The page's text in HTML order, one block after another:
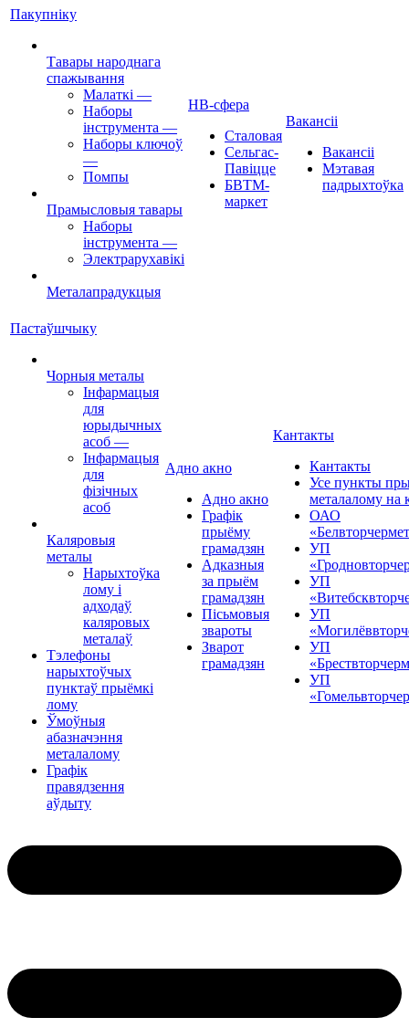
Пакупніку
Тавары народнага
спажывання
Малаткі —
Наборы
інструмента —
Наборы ключоў
—
Помпы
Прамысловыя тавары
Наборы
інструмента —
Электрарухавікі
Металапрадукцыя
НВ-сфера
Сталовая
Сельгас-
Павіцце
БВТМ-
маркет
Вакансіі
Вакансіі
Мэтавая
падрыхтоўка
Пастаўшчыку
Чорныя металы
Інфармацыя
для
юрыдычных
асоб —
Інфармацыя
для
фізічных
асоб
Каляровыя
металы
Нарыхтоўка
лому і
адходаў
каляровых
металаў
Тэлефоны
нарыхтоўчых
пунктаў прыёмкі
лому
Ўмоўныя
абазначэння
металалому
Графік
правядзення
аўдыту
Адно акно
Адно акно
Графік
прыёму
грамадзян
Адказныя
за прыём
грамадзян
Пісьмовыя
звароты
Зварот
грамадзян
Кантакты
Кантакты
Усе пункты
металалому на
ОАО
УП
УП
УП
УП
УП